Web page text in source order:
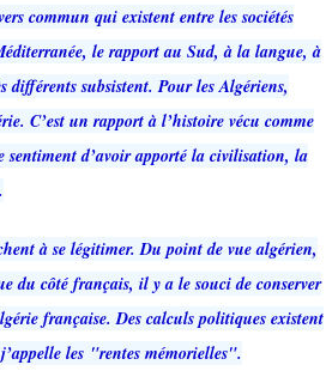
commun qui existent entre les sociétés
le rapport au Sud, à la langue, à
subsistent. Pour les Algériens,
C’est un rapport à l’histoire vécu comme
d’avoir apporté la civilisation, la
à se légitimer. Du point de vue algérien,
du côté français, il y a le souci de conserver
française. Des calculs politiques existent
les "rentes mémorielles".